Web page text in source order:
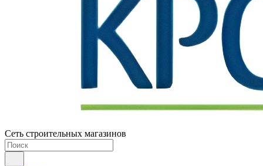
Сеть строительных магазинов